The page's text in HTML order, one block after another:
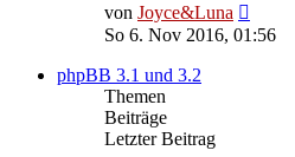
von Joyce&Luna
Beitrag
So 6. Nov 2016, 01:56
phpBB 3.1 und 3.2
Themen
Beiträge
Letzter Beitrag